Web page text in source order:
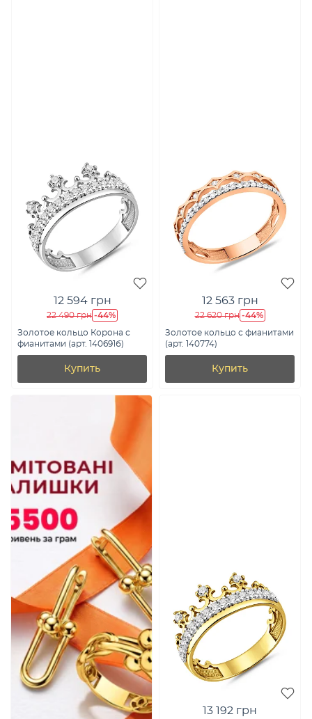
12 594 грн
22 490 грн -44%
Золотое кольцо Корона с
фианитами (арт. 140691б)
Купить
12 563 грн
22 620 грн -44%
Золотое кольцо с фианитами
(арт. 140774)
Купить
13 192 грн